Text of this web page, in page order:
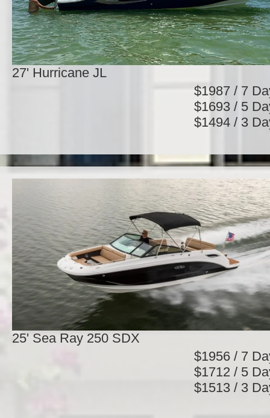
27' Hurricane JL
$1987 / 7
$1693 / 5
$1494 / 3
25' Sea Ray 250 SDX
$1956 / 7
$1712 / 5
$1513 / 3